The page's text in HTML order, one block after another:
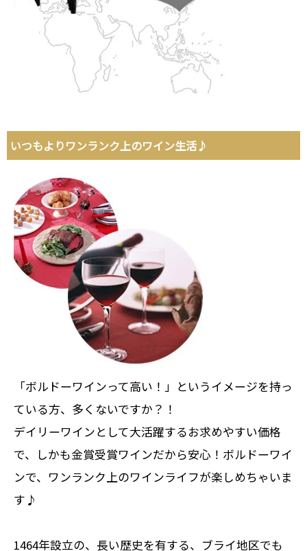
いつもよりワンランク上のワイン生活♪
「ボルドーワインって高い！」というイメージを持っ
ている方、多くないですか？！
デイリーワインとして大活躍するお求めやすい価格
で、しかも金賞受賞ワインだから安心！ボルドーワイ
ンで、ワンランク上のワインライフが楽しめちゃいま
す♪
1464年設立の、長い歴史を有する、ブライ地区でも